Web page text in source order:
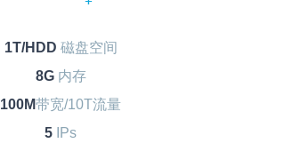
1T/HDD 磁盘空间
8G内存
100M带宽/10T流量
5 IPs